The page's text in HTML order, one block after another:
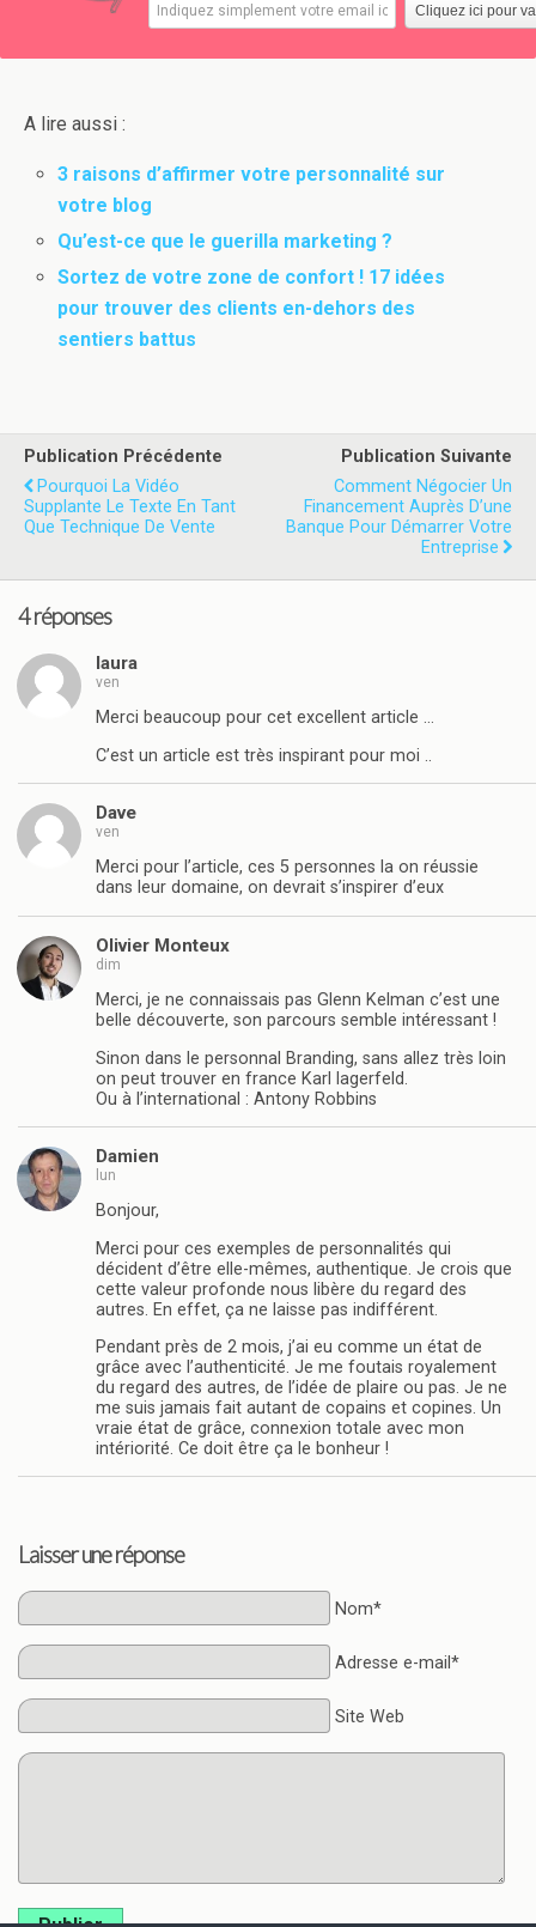
A lire aussi :
3 raisons d’affirmer votre personnalité sur
votre blog
Qu’est-ce que le guerilla marketing ?
Sortez de votre zone de confort ! 17 idées
pour trouver des clients en-dehors des
sentiers battus
Publication Précédente
Pourquoi La Vidéo
Supplante Le Texte En Tant
Que Technique De Vente
Publication Suivante
Comment Négocier Un
Financement Auprès D’une
Banque Pour Démarrer Votre
Entreprise
4 réponses
laura
ven
Merci beaucoup pour cet excellent article …
C’est un article est très inspirant pour moi ..
Dave
ven
Merci pour l’article, ces 5 personnes la on réussie
dans leur domaine, on devrait s’inspirer d’eux
Olivier Monteux
dim
Merci, je ne connaissais pas Glenn Kelman c’est une
belle découverte, son parcours semble intéressant !
Sinon dans le personnal Branding, sans allez très loin
on peut trouver en france Karl lagerfeld.
Ou à l’international : Antony Robbins
Damien
lun
Bonjour,
Merci pour ces exemples de personnalités qui
décident d’être elle-mêmes, authentique. Je crois que
cette valeur profonde nous libère du regard des
autres. En effet, ça ne laisse pas indifférent.
Pendant près de 2 mois, j’ai eu comme un état de
grâce avec l’authenticité. Je me foutais royalement
du regard des autres, de l’idée de plaire ou pas. Je ne
me suis jamais fait autant de copains et copines. Un
vraie état de grâce, connexion totale avec mon
intériorité. Ce doit être ça le bonheur !
Laisser une réponse
Nom*
Adresse e-mail*
Site Web